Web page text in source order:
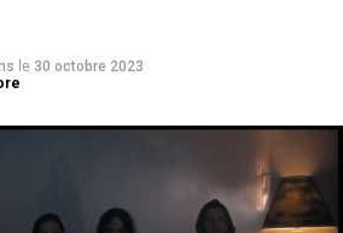
le 30 octobre 2023